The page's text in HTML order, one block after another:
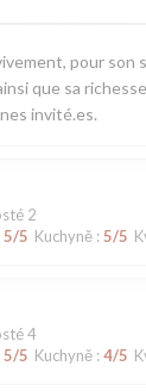
pour son
que sa
invité.es.
2
5/5 Kuchyně : 5/5
4
5/5 Kuchyně : 4/5